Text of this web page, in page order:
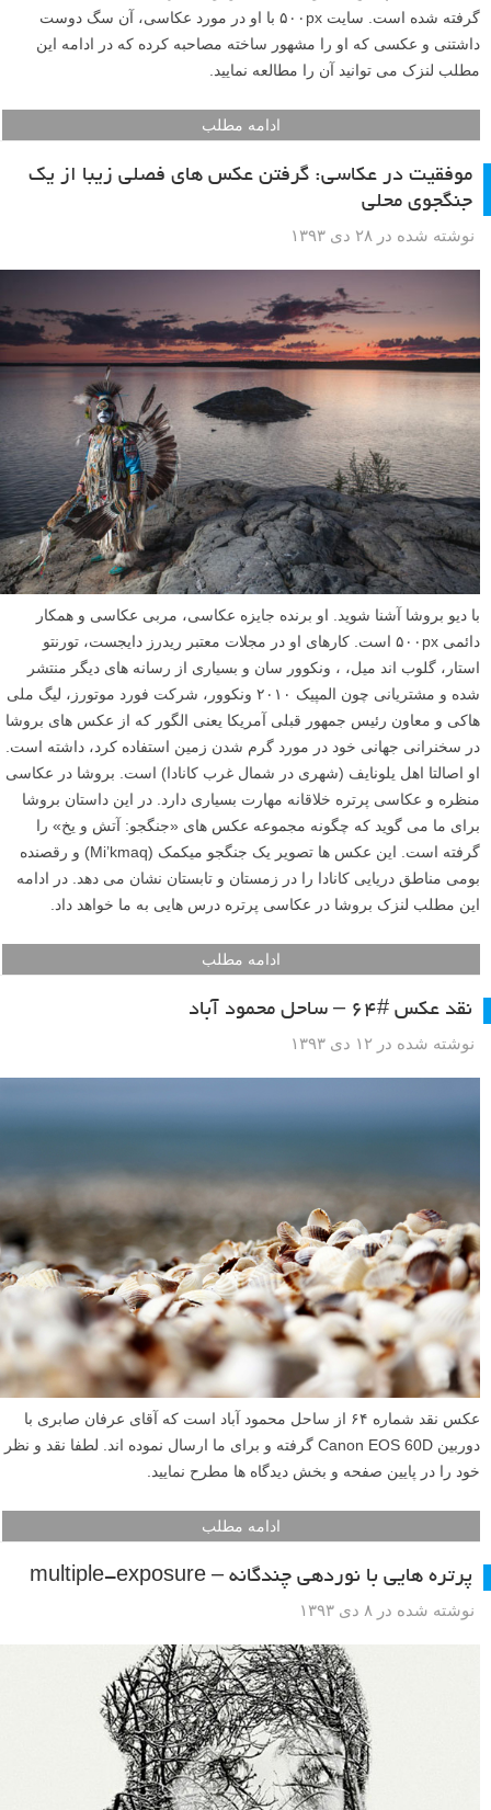
گرفته شده است. سایت ۵۰۰px با او در مورد عکاسی، آن سگ دوست
داشتنی و عکسی که او را مشهور ساخته مصاحبه کرده که در ادامه این
مطلب لنزک می توانید آن را مطالعه نمایید.
ادامه مطلب
موفقیت در عکاسی: گرفتن عکس های فصلی زیبا از یک
جنگجوی محلی
نوشته شده در ۲۸ دی ۱۳۹۳
با دیو بروشا آشنا شوید. او برنده جایزه عکاسی، مربی عکاسی و همکار
دائمی ۵۰۰px است. کارهای او در مجلات معتبر ریدرز دایجست، تورنتو
استار، گلوب اند میل، ، ونکوور سان و بسیاری از رسانه های دیگر منتشر
شده و مشتریانی چون المپیک ۲۰۱۰ ونکوور، شرکت فورد موتورز، لیگ ملی
هاکی و معاون رئیس جمهور قبلی آمریکا یعنی الگور که از عکس های بروشا
در سخنرانی جهانی خود در مورد گرم شدن زمین استفاده کرد، داشته است.
او اصالتا اهل یلونایف (شهری در شمال غرب کانادا) است. بروشا در عکاسی
منظره و عکاسی پرتره خلاقانه مهارت بسیاری دارد. در این داستان بروشا
برای ما می گوید که چگونه مجموعه عکس های «جنگجو: آتش و یخ» را
گرفته است. این عکس ها تصویر یک جنگجو میکمک (Mi’kmaq) و رقصنده
بومی مناطق دریایی کانادا را در زمستان و تابستان نشان می دهد. در ادامه
این مطلب لنزک بروشا در عکاسی پرتره درس هایی به ما خواهد داد.
ادامه مطلب
نقد عکس #۶۴ – ساحل محمود آباد
نوشته شده در ۱۲ دی ۱۳۹۳
عکس نقد شماره ۶۴ از ساحل محمود آباد است که آقای عرفان صابری با
دوربین Canon EOS 60D گرفته و برای ما ارسال نموده اند. لطفا نقد و نظر
خود را در پایین صفحه و بخش دیدگاه ها مطرح نمایید.
ادامه مطلب
پرتره هایی با نوردهی چندگانه – multiple-exposure
نوشته شده در ۸ دی ۱۳۹۳